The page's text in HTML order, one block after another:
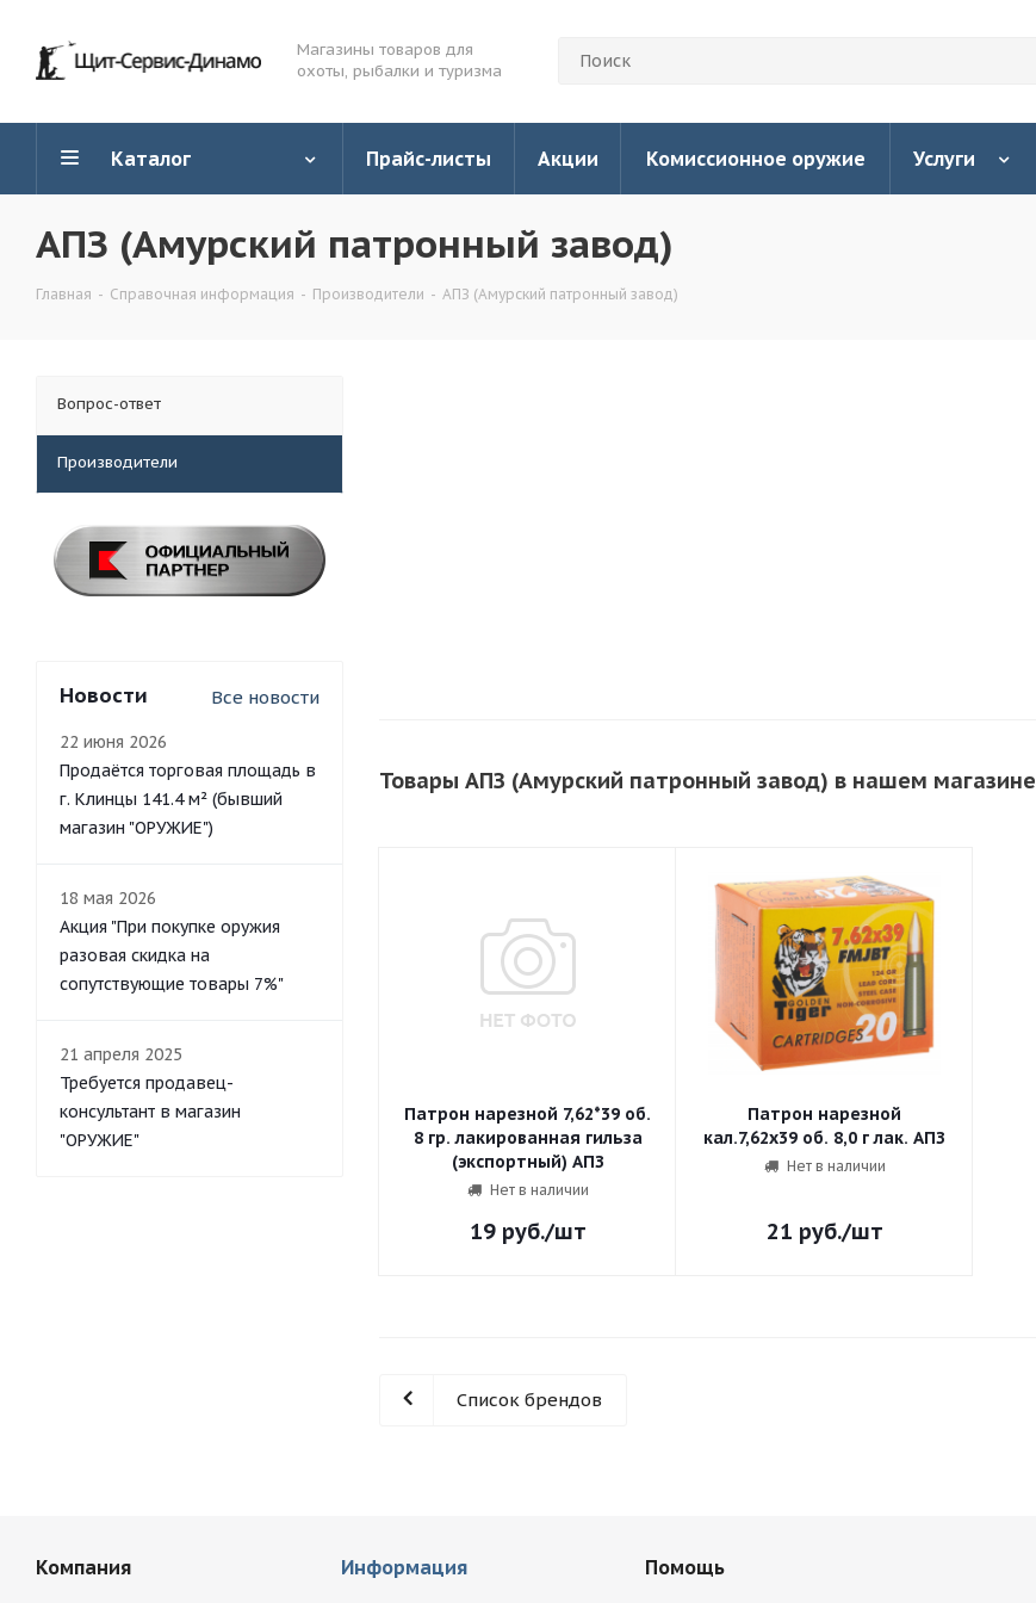
Магазины товаров для
охоты, рыбалки и туризма
Каталог Прайс-листы Акции Комиссионное оружие Услуги
АПЗ (Амурский патронный завод)
Главная - Справочная информация - Производители - АПЗ (Амурский патронный завод)
Товары АПЗ (Амурский патронный завод) в нашем магазине
Патрон нарезной 7,62*39 об.
8 гр. лакированная гильза
(экспортный) АПЗ
Нет в наличии
19руб./шт
Патрон нарезной
кал.7,62х39 об. 8,0 г лак. АПЗ
Нет в наличии
21 руб./шт
Список брендов
Вопрос-ответ
Производители
Новости Все новости
22 июня 2026
Продаётся торговая площадь в
г. Клинцы 141.4 м² (бывший
магазин "ОРУЖИЕ")
18 мая 2026
Акция "При покупке оружия
разовая скидка на
сопутствующие товары 7%"
21 апреля 2025
Требуется продавец-
консультант в магазин
"ОРУЖИЕ"
Компания Информация Помощь